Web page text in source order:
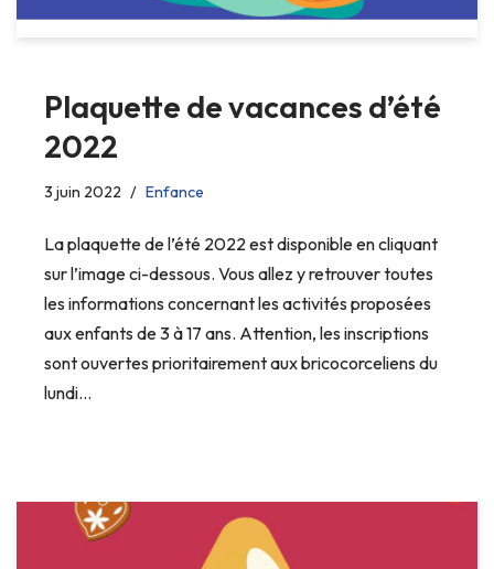
Plaquette de vacances d’été
2022
3 juin 2022 Enfance
La plaquette de l’été 2022 est disponible en cliquant
sur l’image ci-dessous. Vous allez y retrouver toutes
les informations concernant les activités proposées
aux enfants de 3 à 17 ans. Attention, les inscriptions
sont ouvertes prioritairement aux bricocorceliens du
lundi…